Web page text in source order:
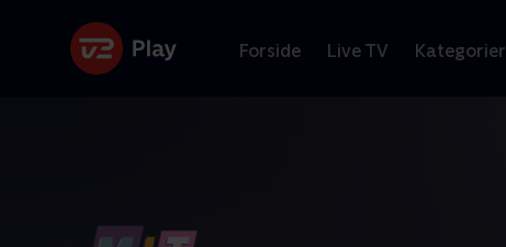
Forside Live TV Kategorier